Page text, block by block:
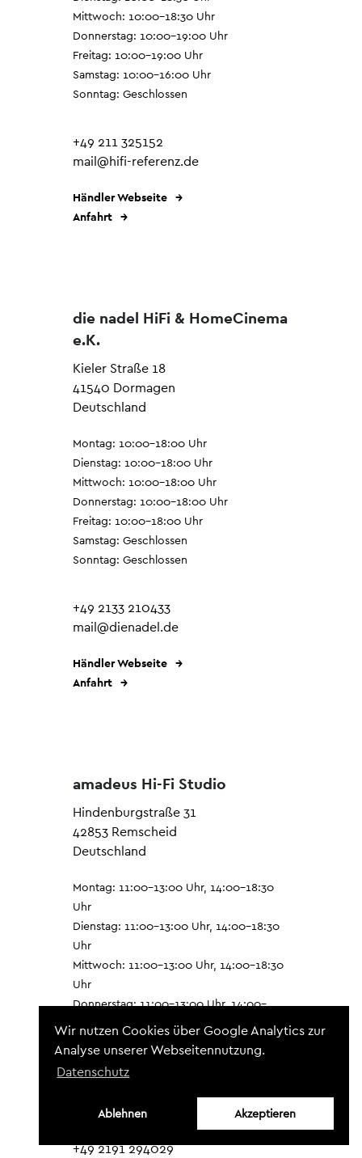
Wir nutzen Cookies über Google Analytics zur
Analyse unserer Webseitennutzung.
Datenschutz
Ablehnen Akzeptieren
Mittwoch: 10:00–18:30 Uhr
Donnerstag: 10:00–19:00 Uhr
Freitag: 10:00–19:00 Uhr
Samstag: 10:00–16:00 Uhr
Sonntag: Geschlossen
+49 211 325152
mail@hifi-referenz.de
Händler Webseite
Anfahrt
die nadel HiFi & HomeCinema
e.K.
Kieler Straße 18
41540 Dormagen
Deutschland
Montag: 10:00–18:00 Uhr
Dienstag: 10:00–18:00 Uhr
Mittwoch: 10:00–18:00 Uhr
Donnerstag: 10:00–18:00 Uhr
Freitag: 10:00–18:00 Uhr
Samstag: Geschlossen
Sonntag: Geschlossen
+49 2133 210433
mail@dienadel.de
Händler Webseite
Anfahrt
amadeus Hi-Fi Studio
Hindenburgstraße 31
42853 Remscheid
Deutschland
Montag: 11:00–13:00 Uhr, 14:00–18:30
Uhr
Dienstag: 11:00–13:00 Uhr, 14:00–18:30
Uhr
Mittwoch: 11:00–13:00 Uhr, 14:00–18:30
Uhr
Donnerstag: 11:00–13:00 Uhr, 14:00–
Freitag: 11:00–13:00 Uhr, 14:00–18:30
Uhr
Samstag: 10:00–14:00 Uhr
+49 2191 294029